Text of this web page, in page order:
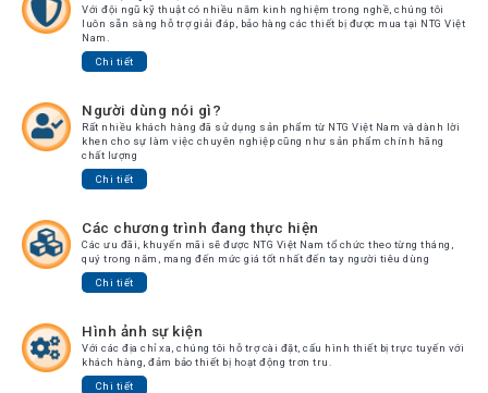
Với đội ngũ kỹ thuật có nhiều năm kinh nghiệm trong nghề, chúng tôi
luôn sẵn sàng hỗ trợ giải đáp, bảo hàng các thiết bị được mua tại NTG Việt
Nam.
Chi tiết
Người dùng nói gì?
Rất nhiều khách hàng đã sử dụng sản phẩm từ NTG Việt Nam và dành lời
khen cho sự làm việc chuyên nghiệp cũng như sản phẩm chính hãng
chất lượng
Chi tiết
Các chương trình đang thực hiện
Các ưu đãi, khuyến mãi sẽ được NTG Việt Nam tổ chức theo từng tháng,
quý trong năm, mang đến mức giá tốt nhất đến tay người tiêu dùng
Chi tiết
Hình ảnh sự kiện
Với các địa chỉ xa, chúng tôi hỗ trợ cài đặt, cấu hình thiết bị trực tuyến với
khách hàng, đảm bảo thiết bị hoạt động trơn tru.
Chi tiết